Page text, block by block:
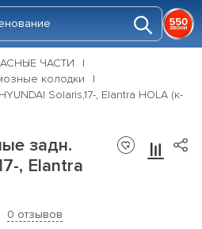
ЧАСТИ
колодки
Solaris,17-, Elantra HOLA (к-
задн.
, Elantra
0 отзывов